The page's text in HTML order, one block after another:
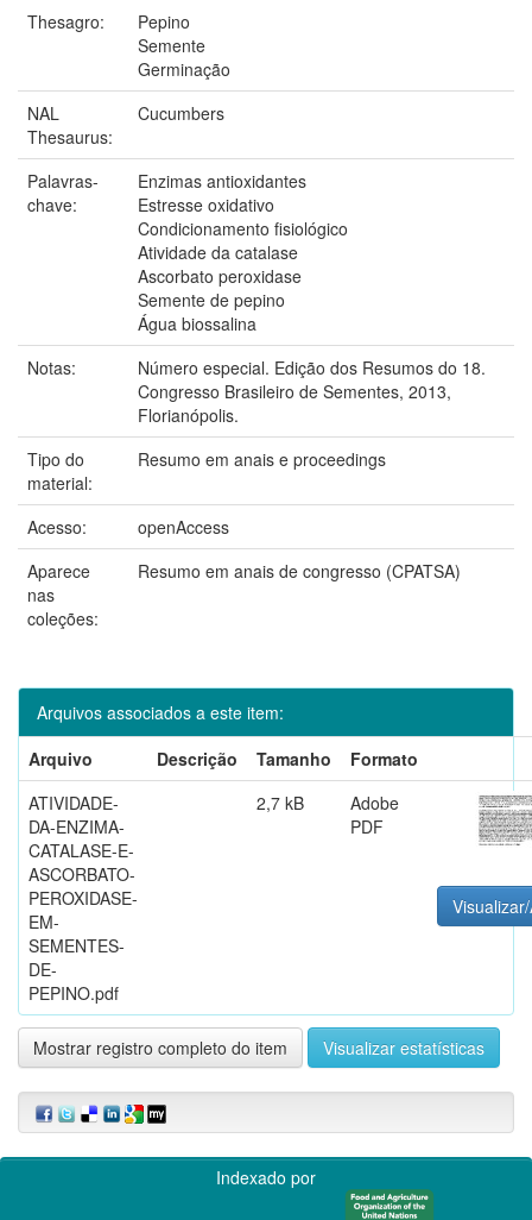
Thesagro:
Pepino
Semente
Germinação
NAL
Thesaurus:
Cucumbers
Palavras-
chave:
Enzimas antioxidantes
Estresse oxidativo
Condicionamento fisiológico
Atividade da catalase
Ascorbato peroxidase
Semente de pepino
Água biossalina
Notas:
Número especial. Edição dos Resumos do 18.
Congresso Brasileiro de Sementes, 2013,
Florianópolis.
Tipo do
material:
Resumo em anais e proceedings
Acesso:
openAccess
Aparece
nas
coleções:
Resumo em anais de congresso (CPATSA)
Arquivos associados a este item:
Arquivo
Descrição Tamanho
Formato
ATIVIDADE-
DA-ENZIMA-
CATALASE-E-
ASCORBATO-
PEROXIDASE-
EM-
SEMENTES-
DE-
PEPINO.pdf
2,7 kB
Adobe
PDF
Mostrar registro completo do item Visualizar estatísticas
Indexado por